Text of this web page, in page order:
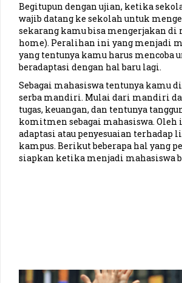
Pend. Ekonomi Unimed
Sistem Informasi Telkom
Pendidikan Bahasa dan Sastra
Teknik Energi Institut Teknologi
Manajemen Universitas
Begitupun dengan ujian, ketika
wajib datang ke sekolah untuk
sekarang kamu bisa mengerjakan di
home). Peralihan ini yang menjadi
yang tentunya kamu harus mencoba
beradaptasi dengan hal baru lagi.
Sebagai mahasiswa tentunya kamu
serba mandiri. Mulai dari mandiri
tugas, keuangan, dan tentunya
komitmen sebagai mahasiswa. Oleh
adaptasi atau penyesuaian terhadap
kampus. Berikut beberapa hal yang
siapkan ketika menjadi mahasiswa